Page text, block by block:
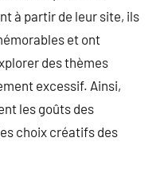
à partir de leur site, ils
et ont
des thèmes
excessif. Ainsi,
les goûts des
choix créatifs des